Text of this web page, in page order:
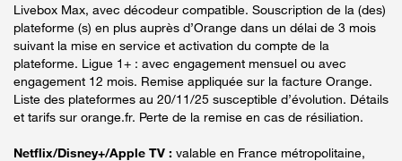
Livebox Max, avec décodeur compatible. Souscription de la (des)
plateforme (s) en plus auprès d’Orange dans un délai de 3 mois
suivant la mise en service et activation du compte de la
plateforme. Ligue 1+ : avec engagement mensuel ou avec
engagement 12 mois. Remise appliquée sur la facture Orange.
Liste des plateformes au 20/11/25 susceptible d’évolution. Détails
et tarifs sur orange.fr. Perte de la remise en cas de résiliation.
Netflix/Disney+/Apple TV : valable en France métropolitaine,